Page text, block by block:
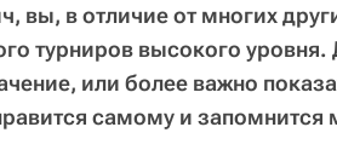
вы, в отличие от многих
турниров высокого уровня.
или более важно
самому и запомнится